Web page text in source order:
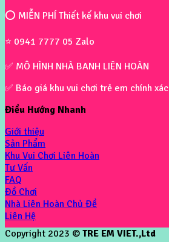
⭕ MIỄN PHÍ Thiết kế khu vui chơi
⭐ 0941 7777 05 Zalo
✅ MÔ HÌNH NHÀ BANH LIÊN HOÀN
✅ Báo giá khu vui chơi trẻ em chính xác
Điều Hướng Nhanh
Giới thiệu
Sản Phẩm
Khu Vui Chơi Liên Hoàn
Tư Vấn
FAQ
Đồ Chơi
Nhà Liên Hoàn Chủ Đề
Liên Hệ
Copyright 2023 © TRE EM VIET.,Ltd